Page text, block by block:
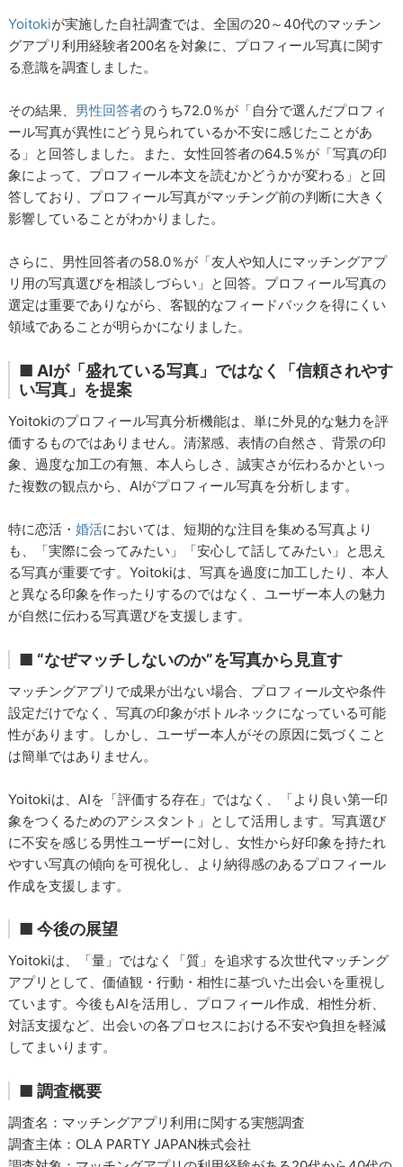
Yoitokiが実施した自社調査では、全国の20～40代のマッチン
グアプリ利用経験者200名を対象に、プロフィール写真に関す
る意識を調査しました。
その結果、 男性回答者のうち72.0％が「自分で選んだプロフィ
ール写真が異性にどう見られているか不安に感じたことがあ
る」と回答しました。また、女性回答者の64.5％が「写真の印
象によって、プロフィール本文を読むかどうかが変わる」と回
答しており、プロフィール写真がマッチング前の判断に大きく
影響していることがわかりました。
さらに、男性回答者の58.0％が「友人や知人にマッチングアプ
リ用の写真選びを相談しづらい」と回答。プロフィール写真の
選定は重要でありながら、客観的なフィードバックを得にくい
領域であることが明らかになりました。
■ AIが「盛れている写真」ではなく「信頼されやす
い写真」を提案
Yoitokiのプロフィール写真分析機能は、単に外見的な魅力を評
価するものではありません。清潔感、表情の自然さ、背景の印
象、過度な加工の有無、本人らしさ、誠実さが伝わるかといっ
た複数の観点から、AIがプロフィール写真を分析します。
特に恋活・婚活においては、短期的な注目を集める写真より
も、「実際に会ってみたい」「安心して話してみたい」と思え
る写真が重要です。Yoitokiは、写真を過度に加工したり、本人
と異なる印象を作ったりするのではなく、ユーザー本人の魅力
が自然に伝わる写真選びを支援します。
■ “なぜマッチしないのか”を写真から見直す
マッチングアプリで成果が出ない場合、プロフィール文や条件
設定だけでなく、写真の印象がボトルネックになっている可能
性があります。しかし、ユーザー本人がその原因に気づくこと
は簡単ではありません。
Yoitokiは、AIを「評価する存在」ではなく、「より良い第一印
象をつくるためのアシスタント」として活用します。写真選び
に不安を感じる男性ユーザーに対し、女性から好印象を持たれ
やすい写真の傾向を可視化し、より納得感のあるプロフィール
作成を支援します。
■ 今後の展望
Yoitokiは、「量」ではなく「質」を追求する次世代マッチング
アプリとして、価値観・行動・相性に基づいた出会いを重視し
ています。今後もAIを活用し、プロフィール作成、相性分析、
対話支援など、出会いの各プロセスにおける不安や負担を軽減
してまいります。
■ 調査概要
調査名：マッチングアプリ利用に関する実態調査
調査主体：OLA PARTY JAPAN株式会社